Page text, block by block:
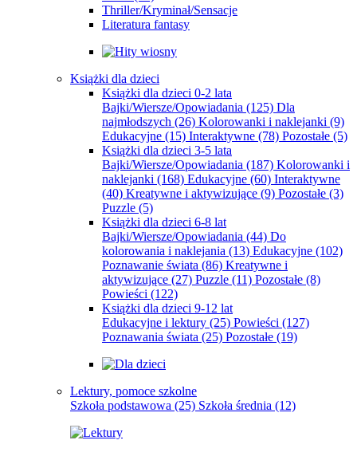
Thriller/Kryminał/Sensacje
Literatura fantasy
Książki dla dzieci
Książki dla dzieci 0-2 lata
Bajki/Wiersze/Opowiadania (125) Dla
najmłodszych (26) Kolorowanki i naklejanki (9)
Edukacyjne (15) Interaktywne (78) Pozostałe (5)
Książki dla dzieci 3-5 lata
Bajki/Wiersze/Opowiadania (187) Kolorowanki i
naklejanki (168) Edukacyjne (60) Interaktywne
(40) Kreatywne i aktywizujące (9) Pozostałe (3)
Puzzle (5)
Książki dla dzieci 6-8 lat
Bajki/Wiersze/Opowiadania (44) Do
kolorowania i naklejania (13) Edukacyjne (102)
Poznawanie świata (86) Kreatywne i
aktywizujące (27) Puzzle (11) Pozostałe (8)
Powieści (122)
Książki dla dzieci 9-12 lat
Edukacyjne i lektury (25) Powieści (127)
Poznawania świata (25) Pozostałe (19)
Lektury, pomoce szkolne
Szkoła podstawowa (25) Szkoła średnia (12)